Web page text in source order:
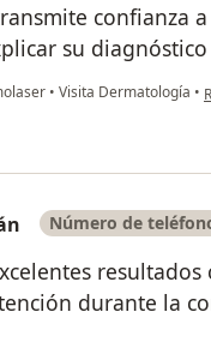
confianza
su diagnóstico
• Visita Dermatología •
Número de
resultados
durante la